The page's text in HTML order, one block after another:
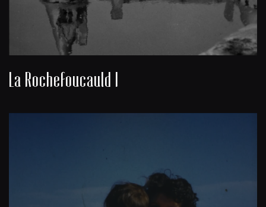
La Rochefoucauld I